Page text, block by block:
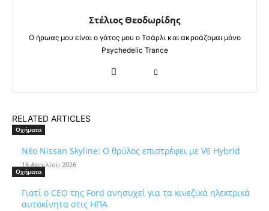
Στέλιος Θεοδωρίδης
Ο ήρωας μου είναι ο γάτος μου ο Τσάρλι και ακροάζομαι μόνο
Psychedelic Trance
RELATED ARTICLES
Οχήματα
Νέο Nissan Skyline: Ο θρύλος επιστρέφει με V6 Hybrid
16 Απριλίου 2026
Οχήματα
Γιατί ο CEO της Ford ανησυχεί για τα κινεζικά ηλεκτρικά
αυτοκίνητα στις ΗΠΑ